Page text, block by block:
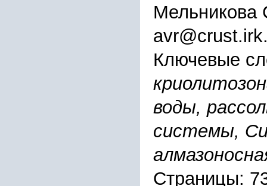
Мельникова
Ключевые
воды,
системы,
Страницы: